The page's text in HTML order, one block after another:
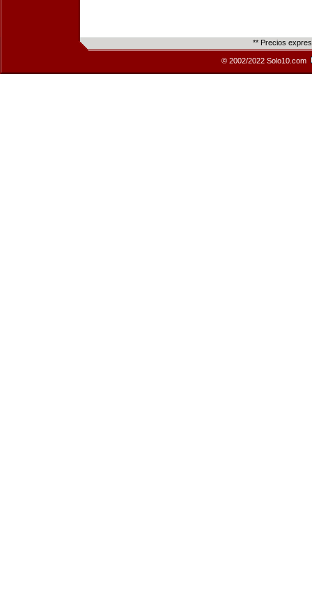
** Precios
© 2002/2022 Solo10.com